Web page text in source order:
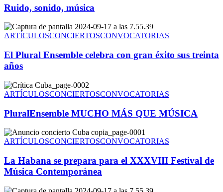
Ruido, sonido, música
ARTÍCULOSCONCIERTOSCONVOCATORIAS
El Plural Ensemble celebra con gran éxito sus treinta
años
ARTÍCULOSCONCIERTOSCONVOCATORIAS
PluralEnsemble MUCHO MÁS QUE MÚSICA
ARTÍCULOSCONCIERTOSCONVOCATORIAS
La Habana se prepara para el XXXVIII Festival de
Música Contemporánea